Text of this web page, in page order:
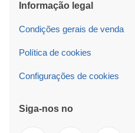
Informação legal
Condições gerais de venda
Política de cookies
Configurações de cookies
Siga-nos no